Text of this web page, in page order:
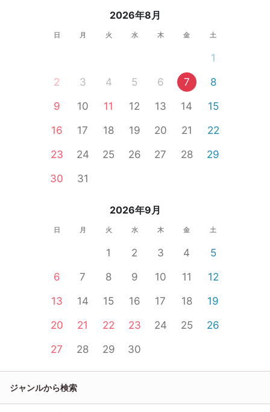
2026年8月
日 月 火 水 木 金 土
1
2
3 4 5 6 7
8
9
10 11 12 13 14
15
16
17 18 19 20 21
22
23
24 25 26 27 28
29
30
31
2026年9月
日 月 火 水 木 金 土
1 2 3 4
5
6
7 8 9 10 11
12
13
14 15 16 17 18
19
20
21 22 23 24 25
26
27
28 29 30
ジャンルから検索